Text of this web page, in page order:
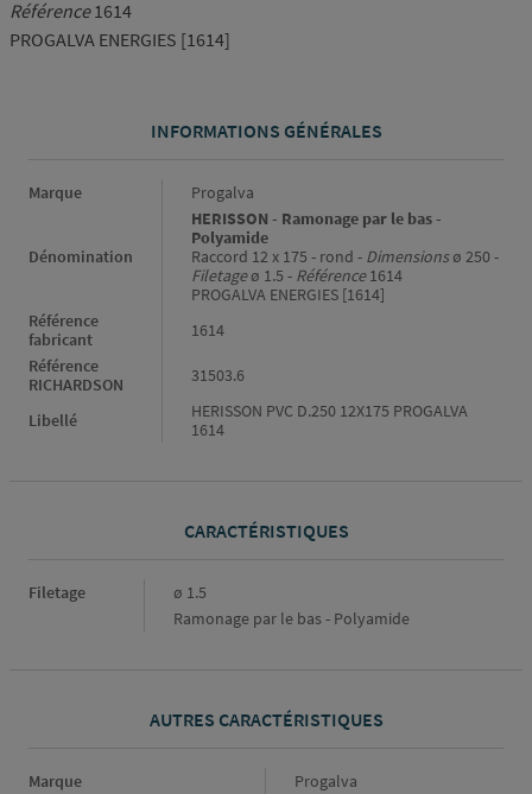
Référence1614
PROGALVA ENERGIES [1614]
INFORMATIONS GÉNÉRALES
Informations générales
Marque Progalva
Dénomination
HERISSON - Ramonage par le bas -
Polyamide
Raccord 12 x 175 - rond - Dimensionsø 250 -
Filetageø 1.5 - Référence1614
PROGALVA ENERGIES [1614]
Référence
fabricant
1614
Référence
RICHARDSON
31503.6
Libellé
HERISSON PVC D.250 12X175 PROGALVA
1614
CARACTÉRISTIQUES
Caractéristiques
Filetage
ø 1.5
Ramonage par le bas - Polyamide
AUTRES CARACTÉRISTIQUES
Marque Marque
Progalva